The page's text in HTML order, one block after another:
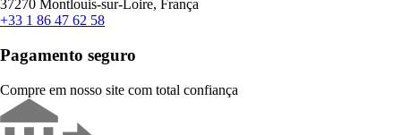
37270 Montlouis-sur-Loire, França
+33 1 86 47 62 58
Pagamento seguro
Compre em nosso site com total confiança